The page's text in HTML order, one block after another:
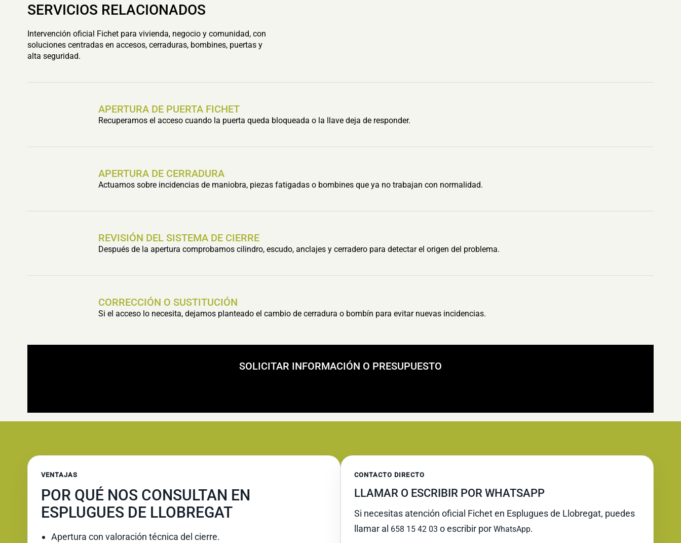
SERVICIOS RELACIONADOS
Intervención oficial Fichet para vivienda, negocio y comunidad, con
soluciones centradas en accesos, cerraduras, bombines, puertas y
alta seguridad.
APERTURA DE PUERTA FICHET
Recuperamos el acceso cuando la puerta queda bloqueada o la llave deja de responder.
APERTURA DE CERRADURA
Actuamos sobre incidencias de maniobra, piezas fatigadas o bombines que ya no trabajan con normalidad.
REVISIÓN DEL SISTEMA DE CIERRE
Después de la apertura comprobamos cilindro, escudo, anclajes y cerradero para detectar el origen del problema.
CORRECCIÓN O SUSTITUCIÓN
Si el acceso lo necesita, dejamos planteado el cambio de cerradura o bombín para evitar nuevas incidencias.
SOLICITAR INFORMACIÓN O PRESUPUESTO
VENTAJAS
POR QUÉ NOS CONSULTAN EN
ESPLUGUES DE LLOBREGAT
Apertura con valoración técnica del cierre.
CONTACTO DIRECTO
LLAMAR O ESCRIBIR POR WHATSAPP
Si necesitas atención oficial Fichet en Esplugues de Llobregat, puedes
llamar al 658 15 42 03 o escribir por WhatsApp.